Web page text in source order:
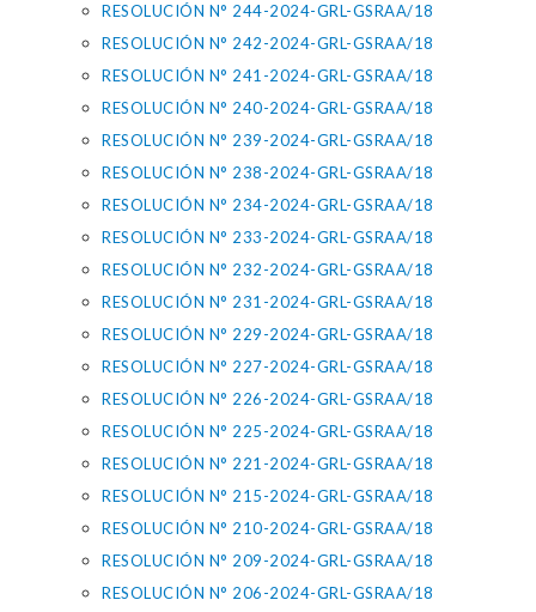
RESOLUCIÓN N° 244-2024-GRL-GSRAA/18
RESOLUCIÓN N° 242-2024-GRL-GSRAA/18
RESOLUCIÓN N° 241-2024-GRL-GSRAA/18
RESOLUCIÓN N° 240-2024-GRL-GSRAA/18
RESOLUCIÓN N° 239-2024-GRL-GSRAA/18
RESOLUCIÓN N° 238-2024-GRL-GSRAA/18
RESOLUCIÓN N° 234-2024-GRL-GSRAA/18
RESOLUCIÓN N° 233-2024-GRL-GSRAA/18
RESOLUCIÓN N° 232-2024-GRL-GSRAA/18
RESOLUCIÓN N° 231-2024-GRL-GSRAA/18
RESOLUCIÓN N° 229-2024-GRL-GSRAA/18
RESOLUCIÓN N° 227-2024-GRL-GSRAA/18
RESOLUCIÓN N° 226-2024-GRL-GSRAA/18
RESOLUCIÓN N° 225-2024-GRL-GSRAA/18
RESOLUCIÓN N° 221-2024-GRL-GSRAA/18
RESOLUCIÓN N° 215-2024-GRL-GSRAA/18
RESOLUCIÓN N° 210-2024-GRL-GSRAA/18
RESOLUCIÓN N° 209-2024-GRL-GSRAA/18
RESOLUCIÓN N° 206-2024-GRL-GSRAA/18